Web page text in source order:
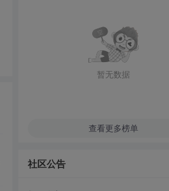
暂无数据
查看更多榜单
社区公告